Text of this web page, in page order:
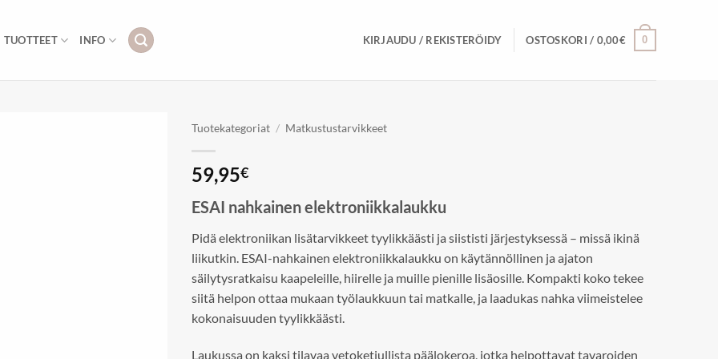
TUOTTEET INFO KIRJAUDU / REKISTERÖIDY OSTOSKORI / 0,00€ 0
Tuotekategoriat / Matkustustarvikkeet
59,95€
ESAI nahkainen elektroniikkalaukku
Pidä elektroniikan lisätarvikkeet tyylikkäästi ja siististi järjestyksessä – missä ikinä
liikutkin. ESAI-nahkainen elektroniikkalaukku on käytännöllinen ja ajaton
säilytysratkaisu kaapeleille, hiirelle ja muille pienille lisäosille. Kompakti koko tekee
siitä helpon ottaa mukaan työlaukkuun tai matkalle, ja laadukas nahka viimeistelee
kokonaisuuden tyylikkäästi.
Laukussa on kaksi tilavaa vetoketjullista päälokeroa, jotka helpottavat tavaroiden